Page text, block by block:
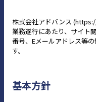
株式会社アドバンス
業務遂行にあたり、サイト
番号、Eメールアドレス等
す。
基本方針